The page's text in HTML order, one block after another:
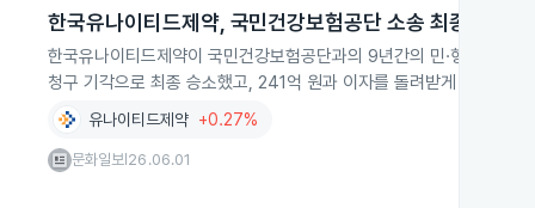
한국유나이티드제약, 국민건강보험공단 소송 최종 승소
한국유나이티드제약이 국민건강보험공단과의 9년간의 민·형사 소송
청구 기각으로 최종 승소했고, 241억 원과 이자를 돌려받게 됐습니다.
유나이티드제약 +0.27%
문화일보 26.06.01